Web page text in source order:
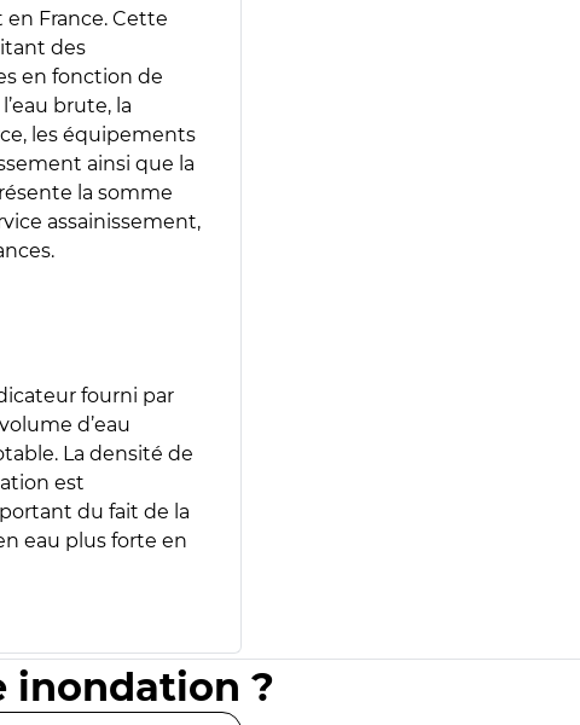
en France. Cette
des
en fonction de
brute, la
les équipements
ainsi que la
la somme
assainissement,
fourni par
d’eau
La densité de
est
du fait de la
eau plus forte en
inondation ?